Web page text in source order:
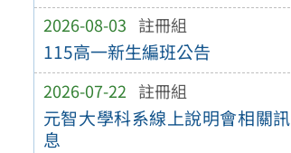
2026-08-03 註冊組
115高一新生編班公告
2026-07-22 註冊組
元智大學科系線上說明會相關訊
息